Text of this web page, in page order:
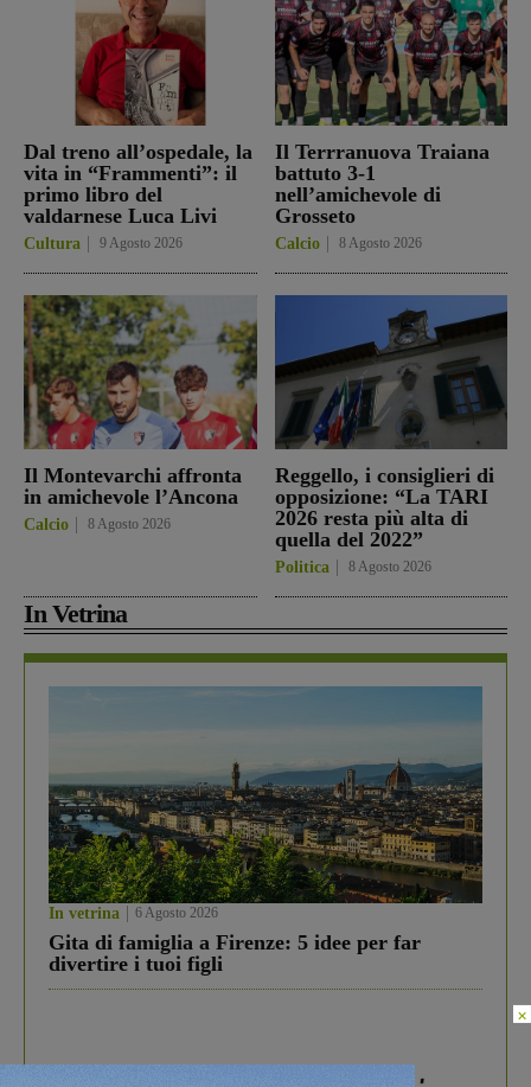
Dal treno all’ospedale, la
vita in “Frammenti”: il
primo libro del
valdarnese Luca Livi
Cultura 9 Agosto 2026
Il Terrranuova Traiana
battuto 3-1
nell’amichevole di
Grosseto
Calcio 8 Agosto 2026
Il Montevarchi affronta
in amichevole l’Ancona
Calcio 8 Agosto 2026
Reggello, i consiglieri di
opposizione: “La TARI
2026 resta più alta di
quella del 2022”
Politica 8 Agosto 2026
In Vetrina
In vetrina 6 Agosto 2026
Gita di famiglia a Firenze: 5 idee per far
divertire i tuoi figli
×